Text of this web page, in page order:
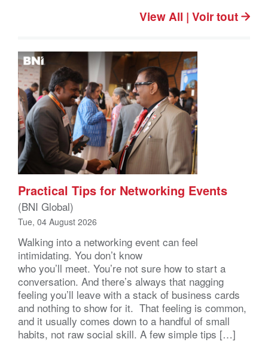
View All | Voir tout
Practical Tips for Networking Events
(BNI Global)
Tue, 04 August 2026
Walking into a networking event can feel
intimidating. You don’t know
who you’ll meet. You’re not sure how to start a
conversation. And there’s always that nagging
feeling you’ll leave with a stack of business cards
and nothing to show for it. That feeling is common,
and it usually comes down to a handful of small
habits, not raw social skill. A few simple tips […]